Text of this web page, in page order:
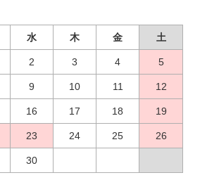
水 木 金 土
2 3 4 5
9 10 11 12
16 17 18 19
23 24 25 26
30